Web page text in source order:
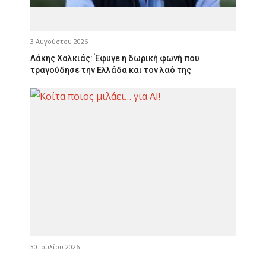
3 Αυγούστου 2026
Λάκης Χαλκιάς: Έφυγε η δωρική φωνή που
τραγούδησε την Ελλάδα και τον λαό της
30 Ιουλίου 2026